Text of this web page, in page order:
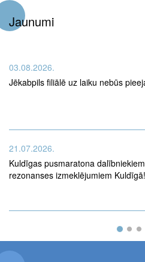
Jaunumi
03.08.2026.
Jēkabpils filiālē uz laiku nebūs
21.07.2026.
Kuldīgas pusmaratona
rezonanses izmeklējumiem Kuldīgā!